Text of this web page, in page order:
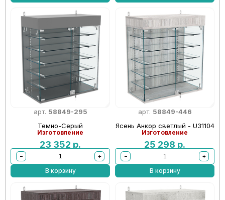
арт. 58849-295
Темно-Серый
Изготовление
23 352 р.
−
+
В корзину
арт. 58849-446
Ясень Анкор светлый - U31104
Изготовление
25 298 р.
−
+
В корзину